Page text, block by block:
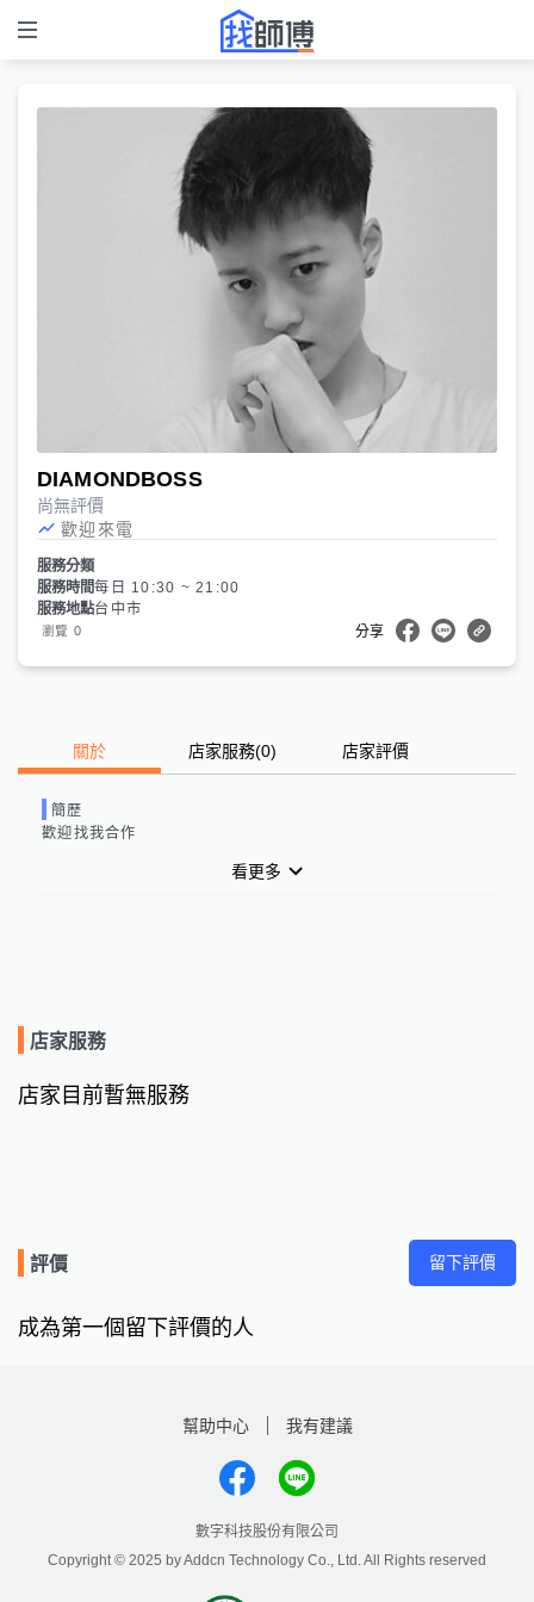
DIAMONDBOSS
尚無評價
歡迎來電
服務分類
服務時間每日 10:30 ~ 21:00
服務地點台中市
瀏覽 0 分享
關於 店家服務(0) 店家評價
簡歷
歡迎找我合作
看更多
店家服務
店家目前暫無服務
評價 留下評價
成為第一個留下評價的人
幫助中心 我有建議
數字科技股份有限公司
Copyright © 2025 by Addcn Technology Co., Ltd. All Rights reserved